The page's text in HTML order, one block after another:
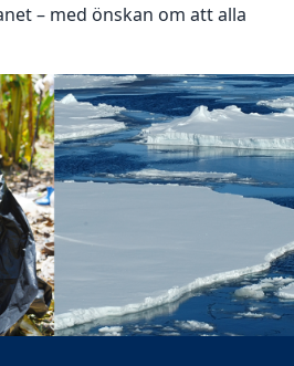
– med önskan om att alla